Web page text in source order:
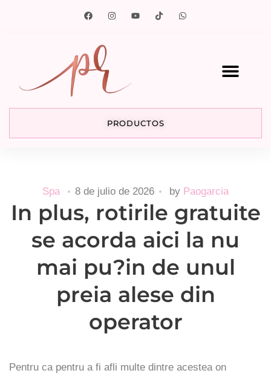
PRODUCTOS
Spa 8 de julio de 2026 by Paogarcia
In plus, rotirile gratuite
se acorda aici la nu
mai pu?in de unul
preia alese din
operator
Pentru ca pentru a fi afli multe dintre acestea on